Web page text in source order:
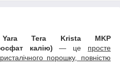
Yara Tera Krista MKP
калію)— це просте
порошку, повністю